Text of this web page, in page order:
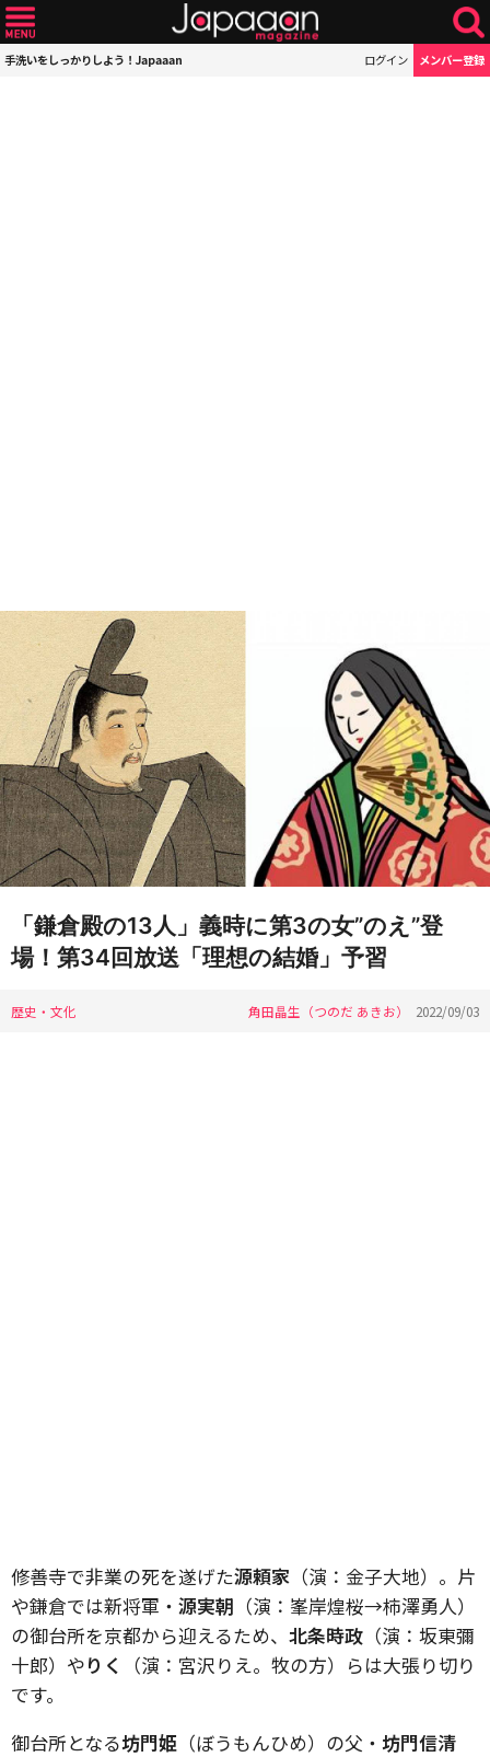
手洗いをしっかりしよう！Japaaan ログイン メンバー登録
「鎌倉殿の13人」義時に第3の女”のえ”登
場！第34回放送「理想の結婚」予習
歴史・文化 角田晶生（つのだ あきお） 2022/09/03
修善寺で非業の死を遂げた源頼家 （演：金子大地）。片
や鎌倉では新将軍・ 源実朝 （演：峯岸煌桜→柿澤勇人）
の御台所を京都から迎えるため、 北条時政 （演：坂東彌
十郎）やりく （演：宮沢りえ。牧の方）らは大張り切り
です。
御台所となる坊門姫 （ぼうもんひめ）の父・ 坊門信清